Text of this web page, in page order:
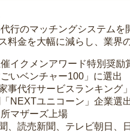
行のマッチングシステム
料金を大幅に減らし、業界
イクメンアワード特別奨励
いベンチャー100」に選出
代行サービスランキング
NEXTユニコーン」企業選
マザーズ上場
、読売新聞、テレビ朝日、